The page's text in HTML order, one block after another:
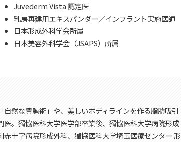
Juvederm Vista 認定医
乳房再建用エキスパンダー／インプラント実施医師
日本形成外科学会所属
日本美容外科学会（JSAPS）所属
自然な豊胸術」や、美しいボディラインを作る脂肪吸引
医。獨協医科大学医学部卒業後、獨協医科大学病院形成
赤十字病院形成外科、獨協医科大学埼玉医療センター 形